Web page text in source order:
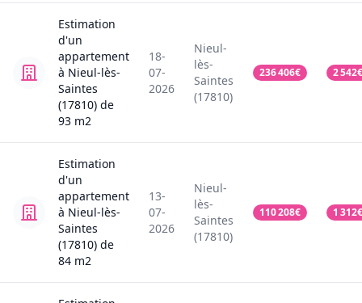
Estimation
d'un
appartement
à Nieul-lès-
Saintes
(17810) de
93 m2
18-
07-
2026
Nieul-
lès-
Saintes
(17810)
236 406€ 2 542€
Estimation
d'un
appartement
à Nieul-lès-
Saintes
(17810) de
84 m2
13-
07-
2026
Nieul-
lès-
Saintes
(17810)
110 208€ 1 312€